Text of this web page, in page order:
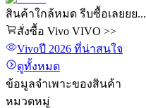
สินค้าใกล้หมด รีบซื้อเลยยย...
สั่งซื้อ Vivo VIVO >>
Vivoปี 2026 ที่น่าสนใจ
ดูทั้งหมด
ข้อมูลจำเพาะของสินค้า
หมวดหมู่